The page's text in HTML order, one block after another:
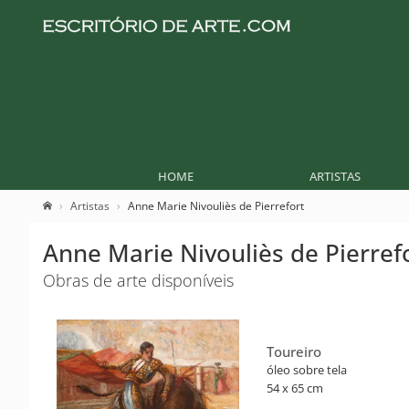
HOME ARTISTAS
Artistas Anne Marie Nivouliès de Pierrefort
Anne Marie Nivouliès de
Obras de arte disponíveis
Toureiro
óleo sobre tela
54 x 65 cm